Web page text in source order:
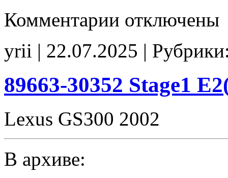
Комментарии записи
Stage1
SpLim250
noCHK
отключены
yrii | 22.07.2025 |
89663-30352 Stage1
Lexus GS300 2002
В архиве: